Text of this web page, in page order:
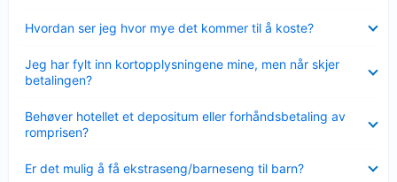
Hvordan ser jeg hvor mye det kommer til å koste?
mindre
Jeg har fylt inn kortopplysningene mine, men når skjer
betalingen?
mindre
Behøver hotellet et depositum eller forhåndsbetaling av
romprisen?
mindre
Er det mulig å få ekstraseng/barneseng til barn?
mindre